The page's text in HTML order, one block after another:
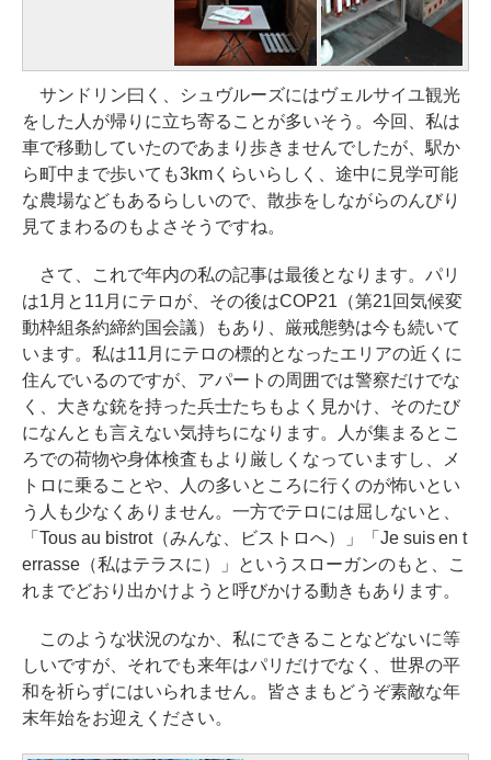
サンドリン曰く、シュヴルーズにはヴェルサイユ観光
をした人が帰りに立ち寄ることが多いそう。今回、私は
車で移動していたのであまり歩きませんでしたが、駅か
ら町中まで歩いても3kmくらいらしく、途中に見学可能
な農場などもあるらしいので、散歩をしながらのんびり
見てまわるのもよさそうですね。
さて、これで年内の私の記事は最後となります。パリ
は1月と11月にテロが、その後はCOP21（第21回気候変
動枠組条約締約国会議）もあり、厳戒態勢は今も続いて
います。私は11月にテロの標的となったエリアの近くに
住んでいるのですが、アパートの周囲では警察だけでな
く、大きな銃を持った兵士たちもよく見かけ、そのたび
になんとも言えない気持ちになります。人が集まるとこ
ろでの荷物や身体検査もより厳しくなっていますし、メ
トロに乗ることや、人の多いところに行くのが怖いとい
う人も少なくありません。一方でテロには屈しないと、
「Tous au bistrot（みんな、ビストロへ）」「Je suis en t
errasse（私はテラスに）」というスローガンのもと、こ
れまでどおり出かけようと呼びかける動きもあります。
このような状況のなか、私にできることなどないに等
しいですが、それでも来年はパリだけでなく、世界の平
和を祈らずにはいられません。皆さまもどうぞ素敵な年
末年始をお迎えください。